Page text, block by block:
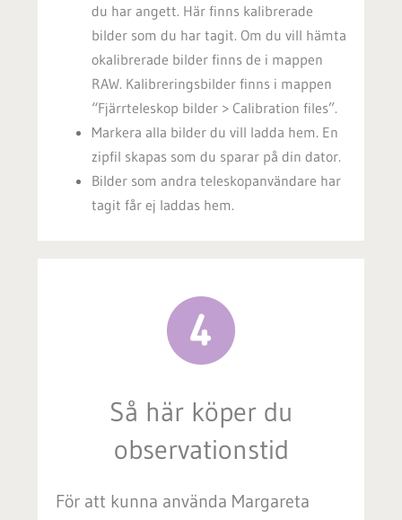
du har angett. Här finns kalibrerade
bilder som du har tagit. Om du vill hämta
okalibrerade bilder finns de i mappen
RAW. Kalibreringsbilder finns i mappen
“Fjärrteleskop bilder > Calibration files”.
Markera alla bilder du vill ladda hem. En
zipfil skapas som du sparar på din dator.
Bilder som andra teleskopanvändare har
tagit får ej laddas hem.
Så här köper du
observationstid
För att kunna använda Margareta